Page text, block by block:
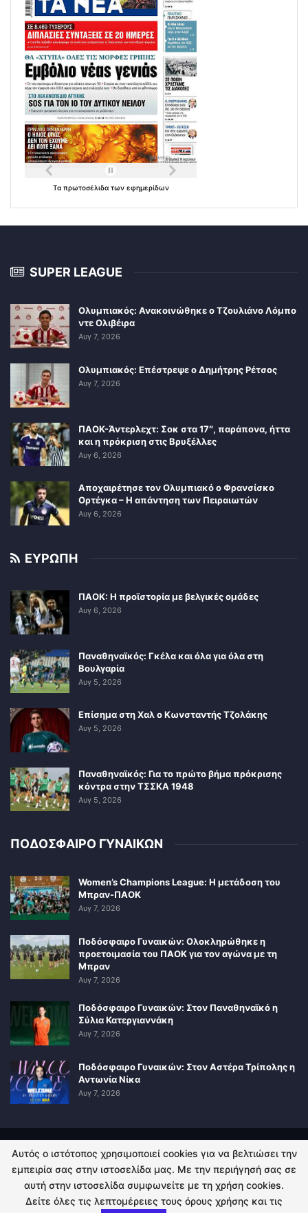
Τα πρωτοσέλιδα των εφημερίδων
SUPER LEAGUE
Ολυμπιακός: Ανακοινώθηκε ο Τζουλιάνο Λόμπο
ντε Ολιβέιρα
Αυγ 7, 2026
Ολυμπιακός: Επέστρεψε ο Δημήτρης Ρέτσος
Αυγ 7, 2026
ΠΑΟΚ-Άντερλεχτ: Σοκ στα 17″, παράπονα, ήττα
και η πρόκριση στις Βρυξέλλες
Αυγ 6, 2026
Αποχαιρέτησε τον Ολυμπιακό ο Φρανσίσκο
Ορτέγκα – Η απάντηση των Πειραιωτών
Αυγ 6, 2026
ΕΥΡΩΠΗ
ΠΑΟΚ: Η προϊστορία με βελγικές ομάδες
Αυγ 6, 2026
Παναθηναϊκός: Γκέλα και όλα για όλα στη
Βουλγαρία
Αυγ 5, 2026
Επίσημα στη Χαλ ο Κωνσταντής Τζολάκης
Αυγ 5, 2026
Παναθηναϊκός: Για το πρώτο βήμα πρόκρισης
κόντρα στην ΤΣΣΚΑ 1948
Αυγ 5, 2026
ΠΟΔΟΣΦΑΙΡΟ ΓΥΝΑΙΚΩΝ
Women’s Champions League: Η μετάδοση του
Μπραν-ΠΑΟΚ
Αυγ 7, 2026
Ποδόσφαιρο Γυναικών: Ολοκληρώθηκε η
προετοιμασία του ΠΑΟΚ για τον αγώνα με τη
Μπραν
Αυγ 7, 2026
Ποδόσφαιρο Γυναικών: Στον Παναθηναϊκό η
Σύλια Κατεργιαννάκη
Αυγ 7, 2026
Ποδόσφαιρο Γυναικών: Στον Αστέρα Τρίπολης η
Αντωνία Νίκα
Αυγ 7, 2026
ΠΟΛΙΤΙΚΗ ΑΠΟΡΡΗΤΟΥ ΕΠΙΚΟΙΝΩΝΙΑ
© 2026 - Kingsport.gr. All Rights Reserved.
Αυτός ο ιστότοπος χρησιμοποιεί cookies για να βελτιώσει την
εμπειρία σας στην ιστοσελίδα μας. Με την περιήγησή σας σε
αυτή στην ιστοσελίδα συμφωνείτε με τη χρήση cookies.
Δείτε όλες τις λεπτομέρειες τους όρους χρήσης και τις